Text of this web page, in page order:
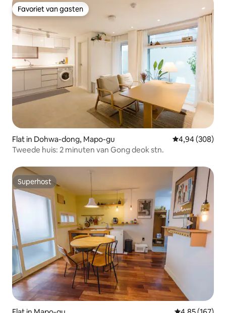
Favoriet van gasten
Favoriet van gasten
Flat in Dohwa-dong, Mapo-gu Gemiddelde
4,94 (308)
Tweede huis: 2 minuten van Gong deok stn.
Superhost
Superhost